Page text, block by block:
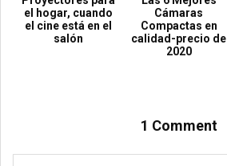
el hogar, cuando
el cine está en el
salón
Cámaras
Compactas en
calidad-precio de
2020
1 Comment